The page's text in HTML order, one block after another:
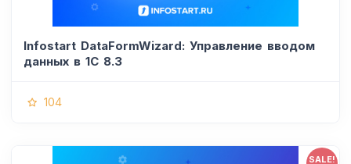
Infostart DataFormWizard: Управление вводом
данных в 1С 8.3
104
SALE!